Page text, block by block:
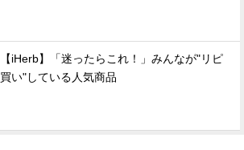
【iHerb】「迷ったらこれ！」みんなが"リピ
買い"している人気商品